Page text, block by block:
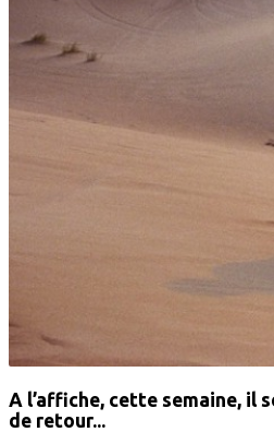
A l’affiche, cette semaine, il
de retour...